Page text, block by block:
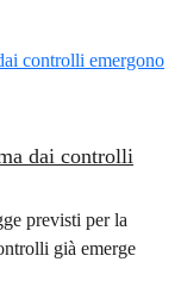
dai controlli
previsti per la
già emerge